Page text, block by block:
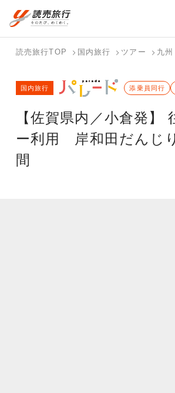
国内旅行トップ
バスツアー
を探す
個人旅行
（ブーケ）を探
テーマから写真から探
海外旅行トップ
海外特集か
ら探す
テーマから
探す
す
読売旅行TOP 国内旅行 ツアー 九州
【佐賀県内／小倉発】
ー利用 岸和田だんじ
間
国内旅行 添乗員同行